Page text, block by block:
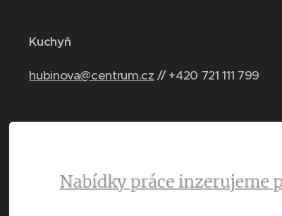
Kuchyň
hubinova@centrum.cz // +420 721 111 799